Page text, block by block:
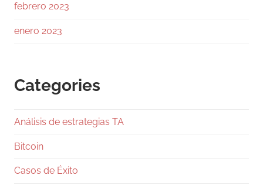
es sólido, pero la resistencia en 64.5k frena el
Ramiro (Book&Trading) Retweeted
Salió Claude Opus 5, ya lo están
febrero 2023
enero 2023
Categories
Análisis de estrategias TA
Bitcoin
Casos de Éxito